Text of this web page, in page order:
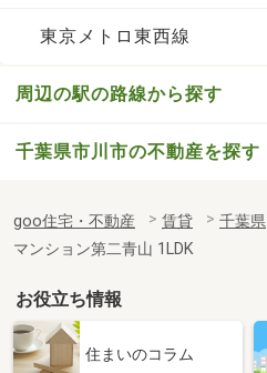
東京メトロ東西線
周辺の駅の路線から探す
千葉県市川市の不動産を探す
goo住宅・不動産 賃貸 千葉県
マンション第二青山 1LDK
お役立ち情報
住まいのコラム